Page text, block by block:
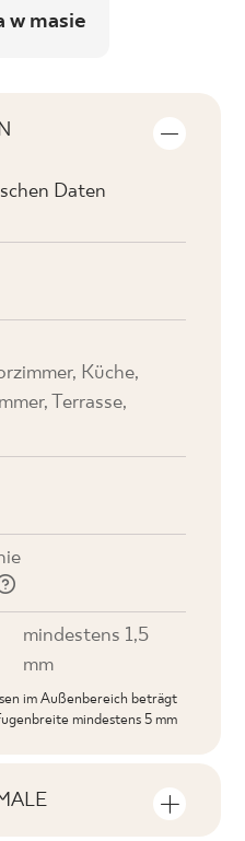
w masie
Daten
Küche,
Terrasse,
mindestens 1,5
mm
im Außenbereich beträgt
mindestens 5 mm